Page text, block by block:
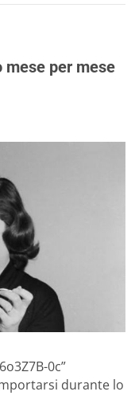
mese per mese
0c”
durante lo